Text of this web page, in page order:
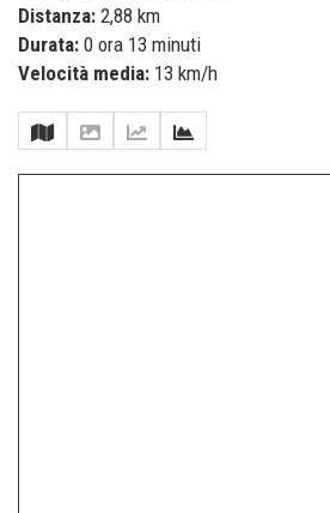
Distanza: 2,88 km
Durata: 0 ora 13 minuti
Velocità media: 13 km/h